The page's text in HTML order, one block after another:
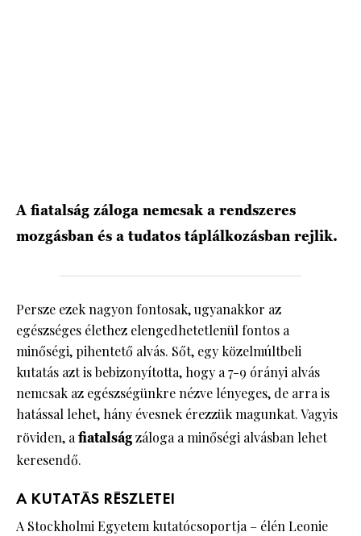
A fiatalság záloga nemcsak a rendszeres
mozgásban és a tudatos táplálkozásban rejlik.
Persze ezek nagyon fontosak, ugyanakkor az
egészséges élethez elengedhetetlenül fontos a
minőségi, pihentető alvás. Sőt, egy közelmúltbeli
kutatás azt is bebizonyította, hogy a 7-9 órányi alvás
nemcsak az egészségünkre nézve lényeges, de arra is
hatással lehet, hány évesnek érezzük magunkat. Vagyis
röviden, afiatalságzáloga a minőségi alvásban lehet
keresendő.
A KUTATÁS RÉSZLETEI
A Stockholmi Egyetem kutatócsoportja – élén Leonie